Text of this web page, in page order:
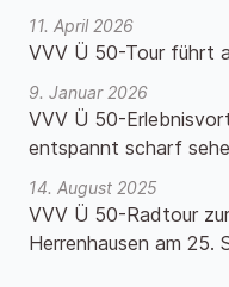
11. April 2026
VVV Ü 50-Tour führt
9. Januar 2026
VVV Ü 50-
entspannt scharf
14. August 2025
VVV Ü 50-Radtour
Herrenhausen am 25.